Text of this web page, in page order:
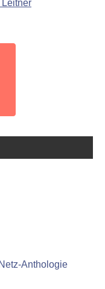
Leitner
Anthologie